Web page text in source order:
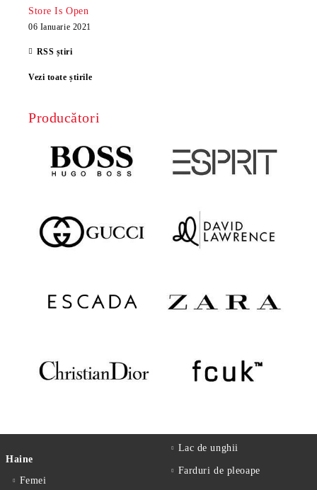
Store Is Open
06 Ianuarie 2021
RSS știri
Vezi toate știrile
Producători
Haine
Femei
Lac de unghii
Farduri de pleoape